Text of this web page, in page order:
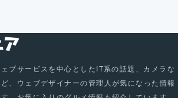
ェブサービスを中心としたIT系の話題、カメラな
、ウェブデザイナーの管理人が気になった情報